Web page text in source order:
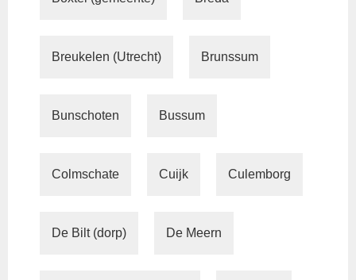
Breukelen (Utrecht) Brunssum
Bunschoten Bussum
Colmschate Cuijk Culemborg
De Bilt (dorp) De Meern